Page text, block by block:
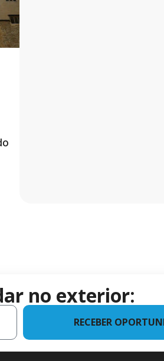
no exterior:
RECEBER